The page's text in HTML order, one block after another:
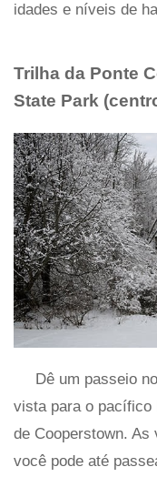
idades e níveis de
Trilha da Ponte
State Park
Dê um passeio
vista para o pacífico
de Cooperstown.
você pode até